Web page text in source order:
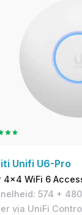
Unifi U6-Pro
4x4 WiFi 6
574 +
via UniFi